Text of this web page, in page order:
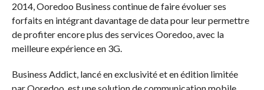
2014, Ooredoo Business continue de faire évoluer ses
forfaits en intégrant davantage de data pour leur permettre
de profiter encore plus des services Ooredoo, avec la
meilleure expérience en 3G.
Business Addict, lancé en exclusivité et en édition limitée